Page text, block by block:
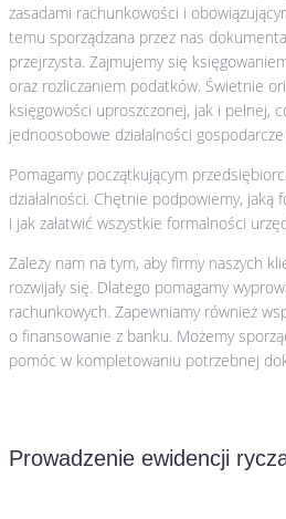
zasadami rachunkowości i
temu sporządzana przez nas
przejrzysta. Zajmujemy się
oraz rozliczaniem podatków. Świetnie
księgowości uproszczonej, jak i pełnej,
jednoosobowe działalności
Pomagamy początkującym
działalności. Chętnie podpowiemy,
i jak załatwić wszystkie formalności
Zależy nam na tym, aby firmy naszych
rozwijały się. Dlatego pomagamy
rachunkowych. Zapewniamy również
o finansowanie z banku. Możemy
pomóc w kompletowaniu potrzebnej
Prowadzenie ewidencji